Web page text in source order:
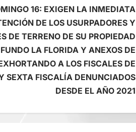
16: EXIGEN LA INMEDIATA
DE LOS USURPADORES Y
DE TERRENO DE SU PROPIEDAD
LA FLORIDA Y ANEXOS DE
A LOS FISCALES DE
SEXTA FISCALÍA DENUNCIADOS
DESDE EL AÑO 2021